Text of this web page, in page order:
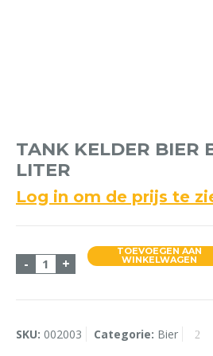
TANK KELDER BIER
LITER
Log in om de prijs te
- Tank Kelder Bier Bud Per
+
TOEVOEGEN AAN
WINKELWAGEN
SKU: 002003 Categorie: Bier